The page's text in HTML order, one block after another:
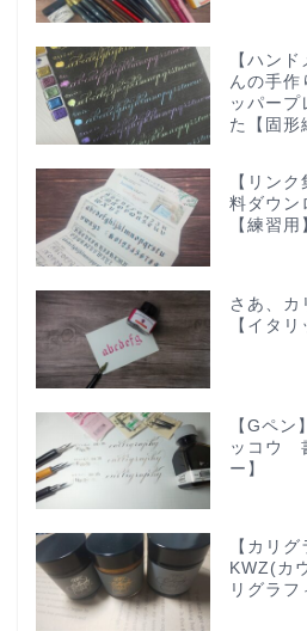
【ハン
んの手作
ッパープ
た【固形
【リン
料ダウン
【練習用
さあ、カ
【イタ
【Gペン
ッコウ
ー】
【カリ
KWZ(カ
リグラフ